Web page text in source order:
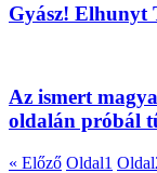
Gyász! Elhunyt
Az ismert
oldalán próbál
« Előző Oldal1 Oldal